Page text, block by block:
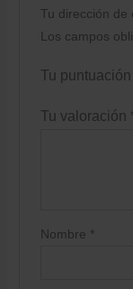
Tu dirección de
Los campos
Tu puntuación
Tu valoración
Nombre *